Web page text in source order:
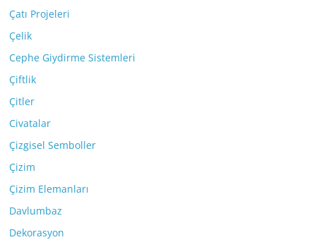
Çatı Projeleri
Çelik
Cephe Giydirme Sistemleri
Çiftlik
Çitler
Civatalar
Çizgisel Semboller
Çizim
Çizim Elemanları
Davlumbaz
Dekorasyon